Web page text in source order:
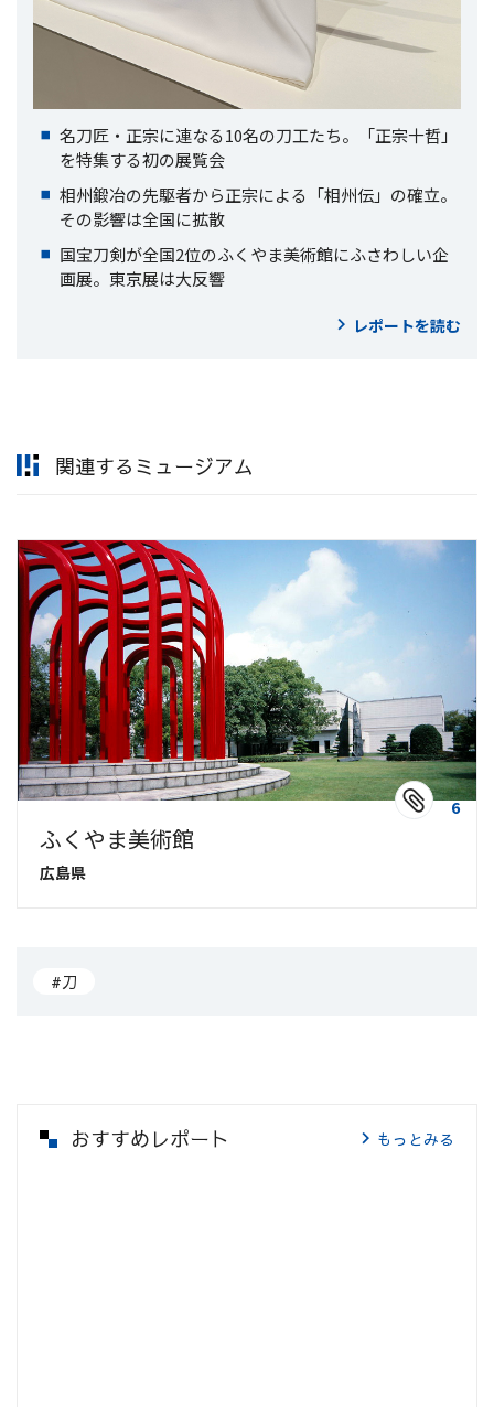
名刀匠・正宗に連なる10名の刀工たち。「正宗十哲」
を特集する初の展覧会
相州鍛冶の先駆者から正宗による「相州伝」の確立。
その影響は全国に拡散
国宝刀剣が全国2位のふくやま美術館にふさわしい企
画展。東京展は大反響
レポートを読む
関連するミュージアム
6
ふくやま美術館
広島県
#刀
おすすめレポート もっとみる